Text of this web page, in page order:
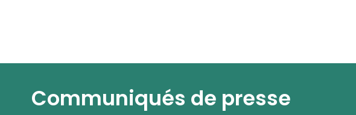
Communiqués de presse